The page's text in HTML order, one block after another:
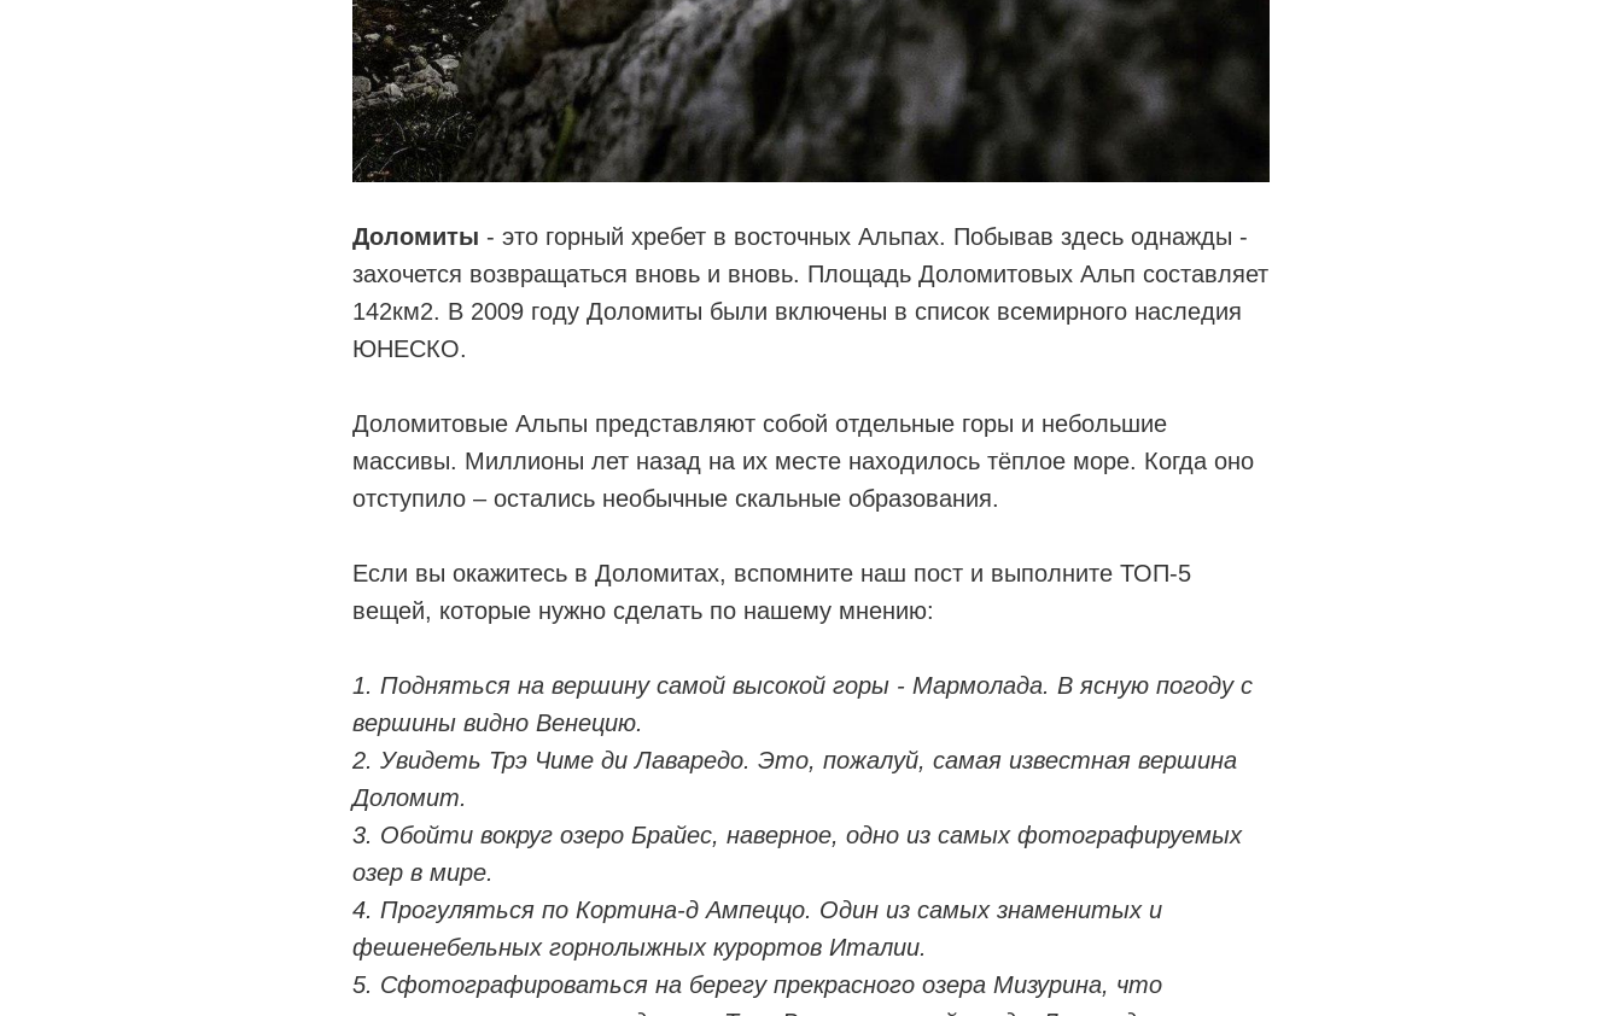
Доломиты - это горный хребет в восточных Альпах. Побывав здесь однажды -
захочется возвращаться вновь и вновь. Площадь Доломитовых Альп составляет
142км2. В 2009 году Доломиты были включены в список всемирного наследия
ЮНЕСКО.
Доломитовые Альпы представляют собой отдельные горы и небольшие
массивы. Миллионы лет назад на их месте находилось тёплое море. Когда оно
отступило – остались необычные скальные образования.
Если вы окажитесь в Доломитах, вспомните наш пост и выполните ТОП-5
вещей, которые нужно сделать по нашему мнению:
1. Подняться на вершину самой высокой горы - Мармолада. В ясную погоду с
вершины видно Венецию.
2. Увидеть Трэ Чиме ди Лаваредо. Это, пожалуй, самая известная вершина
Доломит.
3. Обойти вокруг озеро Брайес, наверное, одно из самых фотографируемых
озер в мире.
4. Прогуляться по Кортина-д Ампеццо. Один из самых знаменитых и
фешенебельных горнолыжных курортов Италии.
5. Сфотографироваться на берегу прекрасного озера Мизурина, что